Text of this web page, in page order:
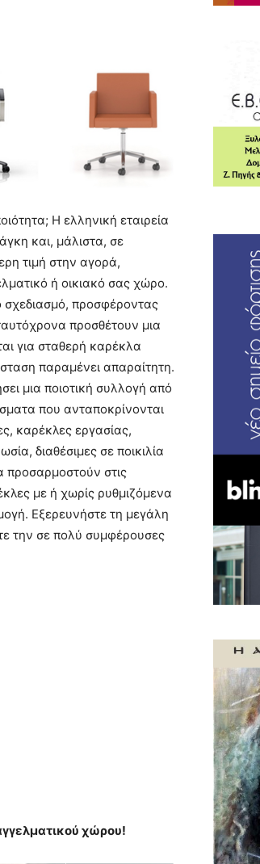
Η ελληνική εταιρεία
και, μάλιστα, σε
τιμή στην αγορά,
ή οικιακό σας χώρο.
σχεδιασμό, προσφέροντας
προσθέτουν μια
για σταθερή καρέκλα
παραμένει απαραίτητη.
μια ποιοτική συλλογή από
που ανταποκρίνονται
καρέκλες εργασίας,
διαθέσιμες σε ποικιλία
στις
με ή χωρίς ρυθμιζόμενα
Εξερευνήστε τη μεγάλη
την σε πολύ συμφέρουσες
χώρου!